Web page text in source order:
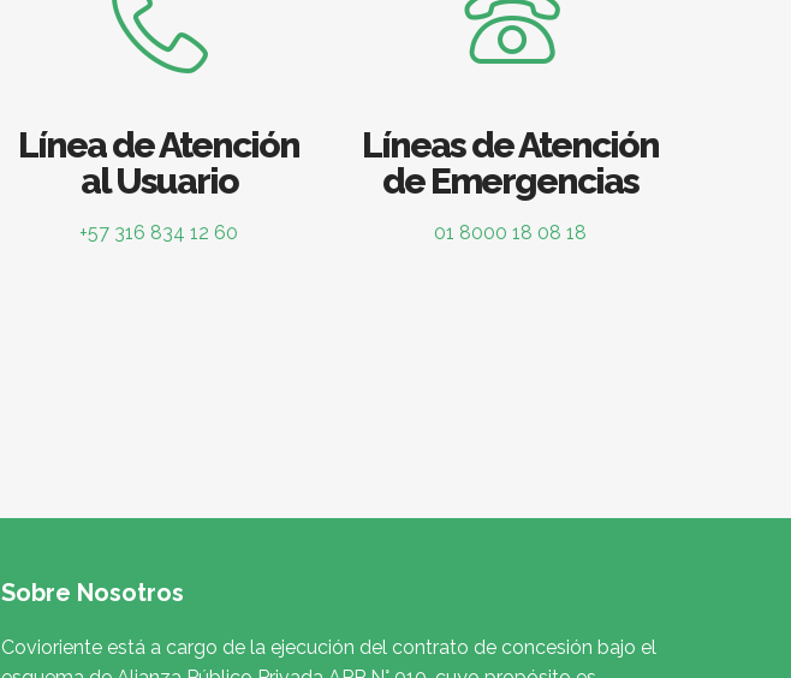
Línea de Atención
al Usuario
+57 316 834 12 60
Líneas de Atención
de Emergencias
01 8000 18 08 18
Sobre Nosotros
Covioriente está a cargo de la ejecución del contrato de concesión bajo el